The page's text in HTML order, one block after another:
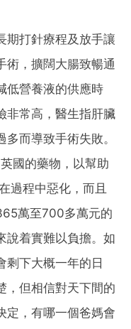
期打針療程及放手讓
術，擴闊大腸致暢通
低營養液的供應時
非常高，醫生指肝臟
而導致手術失敗。
國的藥物，以幫助
過程中惡化，而且
萬至700多萬元的
說着實難以負擔。如
剩下大概一年的日
，但相信對天下間的
定，有哪一個爸媽會